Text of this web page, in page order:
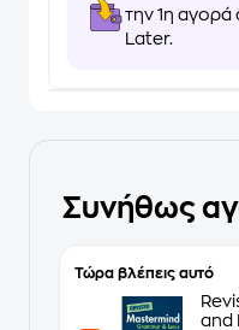
την 1η αγορά
Later.
Συνήθως
Τώρα βλέπεις αυτό
and